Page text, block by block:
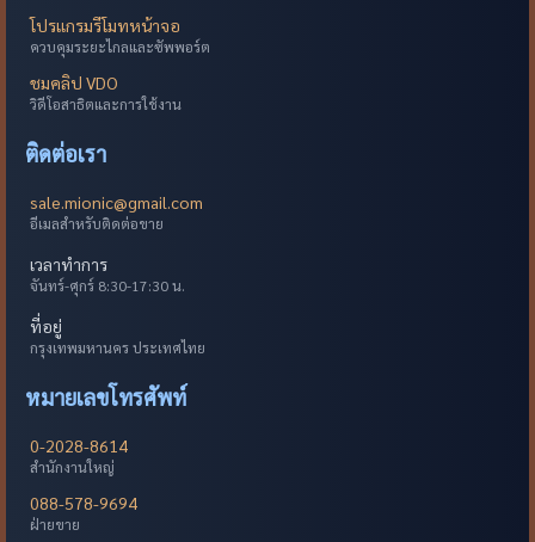
โปรแกรมรีโมทหน้าจอ
ควบคุมระยะไกลและซัพพอร์ต
ชมคลิป VDO
วิดีโอสาธิตและการใช้งาน
ติดต่อเรา
sale.mionic@gmail.com
อีเมลสำหรับติดต่อขาย
เวลาทำการ
จันทร์-ศุกร์ 8:30-17:30 น.
ที่อยู่
กรุงเทพมหานคร ประเทศไทย
หมายเลขโทรศัพท์
0-2028-8614
สำนักงานใหญ่
088-578-9694
ฝ่ายขาย